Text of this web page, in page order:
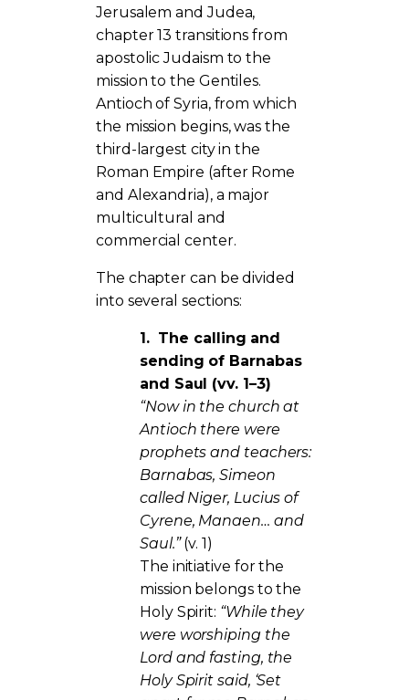
Jerusalem and Judea,
chapter 13 transitions from
apostolic Judaism to the
mission to the Gentiles.
Antioch of Syria, from which
the mission begins, was the
third-largest city in the
Roman Empire (after Rome
and Alexandria), a major
multicultural and
commercial center.
The chapter can be divided
into several sections:
1. The calling and
sending of Barnabas
and Saul (vv. 1–3)
“Now in the church at
Antioch there were
prophets and teachers:
Barnabas, Simeon
called Niger, Lucius of
Cyrene, Manaen… and
Saul.”(v. 1)
The initiative for the
mission belongs to the
Holy Spirit: “While they
were worshiping the
Lord and fasting, the
Holy Spirit said, ‘Set